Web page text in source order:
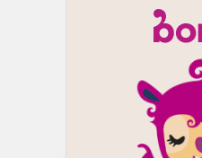
Косово во политички ќорсокак
Нетанјаху одобри
надвор од контролата на
Слободен Печат
УХМР: Невреме во Кочани
Прес 24